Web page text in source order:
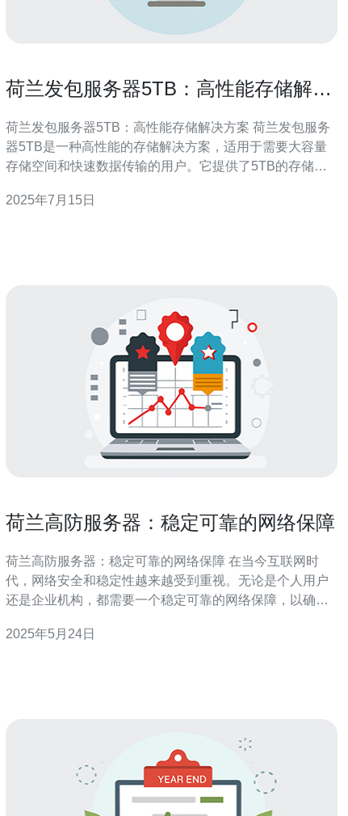
荷兰发包服务器5TB：高性能存储解决
荷兰发包服务器5TB：高性能存储解决方案 荷兰发包服务
器5TB是一种高性能的存储解决方案，适用于需要大容量
存储空间和快速数据传输的用户。它提供了5TB的存储空
量存储的应用场景。 荷兰发包服务器5TB具有高性能的特
2025年7月15日
荷兰高防服务器：稳定可靠的网络保障
荷兰高防服务器：稳定可靠的网络保障 在当今互联网时
代，网络安全和稳定性越来越受到重视。无论是个人用户
还是企业机构，都需要一个稳定可靠的网络保障，以确保
稳定可靠的网络保障的选择。 荷兰高防服务器具有以下几
2025年5月24日